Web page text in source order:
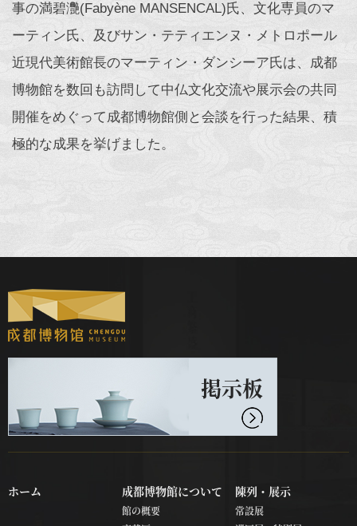
事の満碧灧(Fabyène MANSENCAL)氏、文化専員のマ
ーティン氏、及びサン・テティエンヌ・メトロポール
近現代美術館長のマーティン・ダンシーア氏は、成都
博物館を数回も訪問して中仏文化交流や展示会の共同
開催をめぐって成都博物館側と会談を行った結果、積
極的な成果を挙げました。
掲示板
ホーム 成都博物館について
館の概要
陳列・展示
常設展